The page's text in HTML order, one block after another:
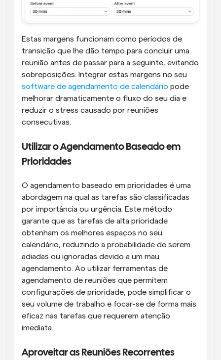
Estas margens funcionam como períodos de
transição que lhe dão tempo para concluir uma
reunião antes de passar para a seguinte, evitando
software de agendamento de calendário pode
melhorar dramaticamente o fluxo do seu dia e
reduzir o stress causado por reuniões
consecutivas.
Utilizar o Agendamento Baseado em
Prioridades
O agendamento baseado em prioridades é uma
abordagem na qual as tarefas são classificadas
por importância ou urgência. Este método
garante que as tarefas de alta prioridade
obtenham os melhores espaços no seu
calendário, reduzindo a probabilidade de serem
adiadas ou ignoradas devido a um mau
agendamento. Ao utilizar ferramentas de
agendamento de reuniões que permitem
configurações de prioridade, pode simplificar o
seu volume de trabalho e focar-se de forma mais
eficaz nas tarefas que requerem atenção
imediata.
Aproveitar as Reuniões Recorrentes